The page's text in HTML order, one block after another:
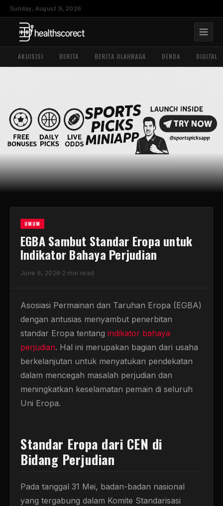
Sunday, August 9, 2026
AKUISISI BERITA BERITA OLAHRAGA DENDA DIGITAL
UMUM
EGBA Sambut Standar Eropa untuk
Indikator Bahaya Perjudian
June 6, 2026· 2 min read
Asosiasi Permainan dan Taruhan Eropa (EGBA)
dengan antusias menyambut penerbitan
standar Eropa tentang indikator bahaya
perjudian. Hal ini merupakan bagian dari usaha
berkelanjutan untuk menyatukan pendekatan
dalam mencegah masalah perjudian dan
meningkatkan keselamatan pemain di seluruh
Uni Eropa.
Standar Eropa dari CEN di
Bidang Perjudian
Pada tanggal 31 Mei, badan-badan nasional
yang tergabung dalam Komite Standarisasi